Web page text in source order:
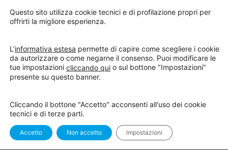
In Corso
Questo sito utilizza cookie tecnici e di profilazione propri per
offrirti la migliore esperienza.
L’informativa estesa permette di capire come scegliere i cookie
da autorizzare o come negarne il consenso. Puoi modificare le
tue impostazioni cliccando qui o sul bottone "Impostazioni"
presente su questo banner.
Cliccando il bottone "Accetto" acconsenti all'uso dei cookie
tecnici e di terze parti.
Accetto Non accetto Impostazioni